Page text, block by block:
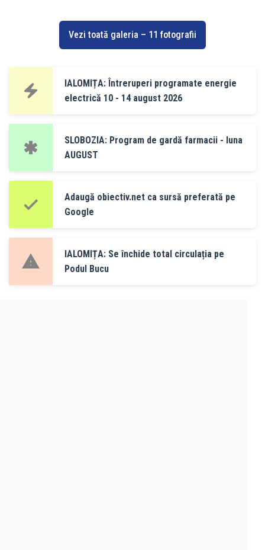
Vezi toată galeria – 11 fotografii
IALOMIȚA: Întreruperi programate energie
electrică 10 - 14 august 2026
SLOBOZIA: Program de gardă farmacii - luna
AUGUST
Adaugă obiectiv.net ca sursă preferată pe
Google
IALOMIȚA: Se închide total circulația pe
Podul Bucu